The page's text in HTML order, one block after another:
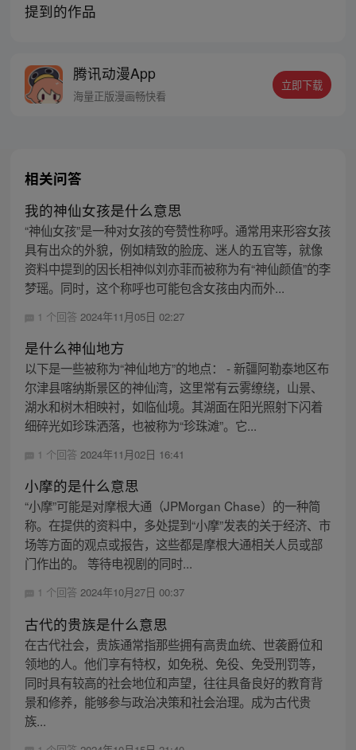
提到的作品
腾讯动漫App
海量正版漫画畅快看
立即下载
相关问答
我的神仙女孩是什么意思
“神仙女孩”是一种对女孩的夸赞性称呼。通常用来形容女孩
具有出众的外貌，例如精致的脸庞、迷人的五官等，就像
资料中提到的因长相神似刘亦菲而被称为有“神仙颜值”的李
梦瑶。同时，这个称呼也可能包含女孩由内而外...
1 个回答 2024年11月05日 02:27
是什么神仙地方
以下是一些被称为“神仙地方”的地点： - 新疆阿勒泰地区布
尔津县喀纳斯景区的神仙湾，这里常有云雾缭绕，山景、
湖水和树木相映衬，如临仙境。其湖面在阳光照射下闪着
细碎光如珍珠洒落，也被称为“珍珠滩”。它...
1 个回答 2024年11月02日 16:41
小摩的是什么意思
“小摩”可能是对摩根大通（JPMorgan Chase）的一种简
称。在提供的资料中，多处提到“小摩”发表的关于经济、市
场等方面的观点或报告，这些都是摩根大通相关人员或部
门作出的。 等待电视剧的同时...
1 个回答 2024年10月27日 00:37
古代的贵族是什么意思
在古代社会，贵族通常指那些拥有高贵血统、世袭爵位和
领地的人。他们享有特权，如免税、免役、免受刑罚等，
同时具有较高的社会地位和声望，往往具备良好的教育背
景和修养，能够参与政治决策和社会治理。成为古代贵
族...